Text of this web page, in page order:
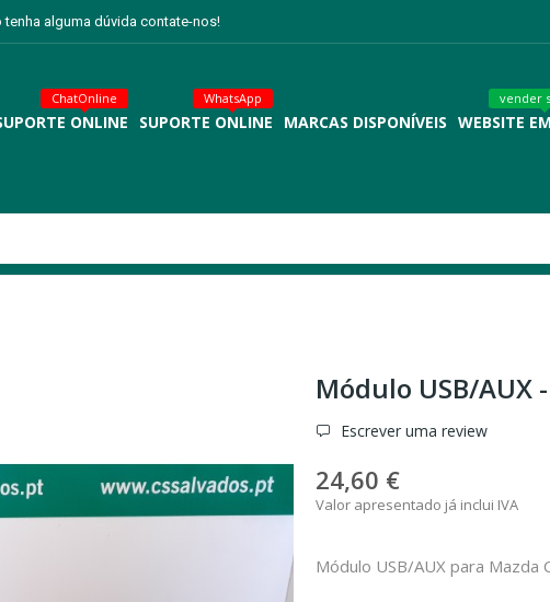
tenha alguma dúvida contate-nos!
ONLINE
ChatOnline
SUPORTE ONLINE
WhatsApp
MARCAS DISPONÍVEIS WEBSITE
vender
Módulo USB/AUX
Escrever uma review
24,60 €
Valor apresentado já inclui IVA
Módulo USB/AUX para Mazda